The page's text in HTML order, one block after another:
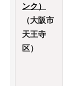
ンク）
（大阪市
天王寺
区）